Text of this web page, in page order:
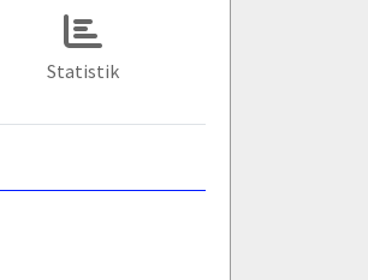
Statistik